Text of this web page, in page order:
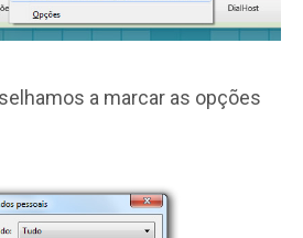
a marcar as opções